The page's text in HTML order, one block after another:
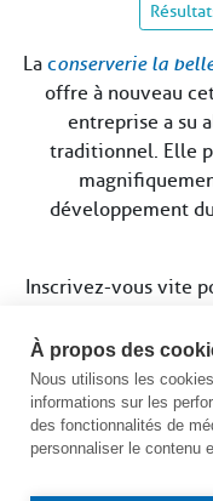
La conserverie la
offre à nouveau
entreprise a su
traditionnel. Elle
développement
Inscrivez-vous vite
Clôture des
Voir le calendrier
À propos des
Nous utilisons les
informations sur les
des fonctionnalités de
personnaliser le contenu